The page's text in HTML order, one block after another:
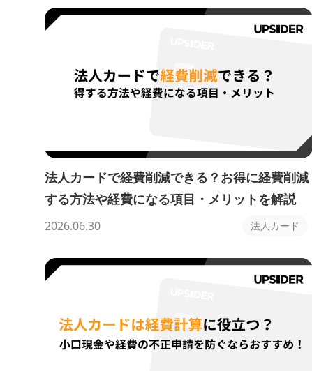
法人カードで経費削減できる？お得に経費削減
する方法や経費になる項目・メリットを解説
2026.06.30 法人カード